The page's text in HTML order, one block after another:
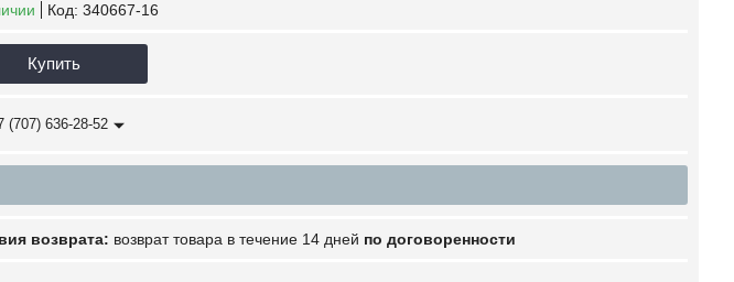
Код: 340667-16
Купить
(707) 636-28-52
возврат товара в течение 14 дней по договоренности